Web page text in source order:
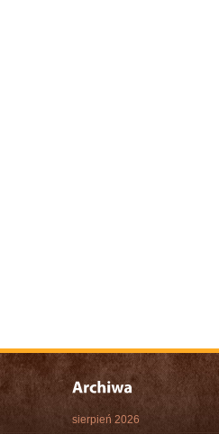
sierpień 2026